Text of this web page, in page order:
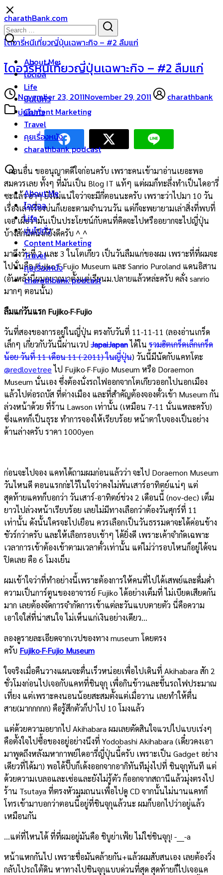
Skip
to
content
charathBank.com
About Me
ไอดอล
Life
บ่นไปทั่ว
Content Marketing
Travel
คุยเรื่องหนัง
charathbank podcast
About Me
ไอดอล
Life
บ่นไปทั่ว
Content Marketing
Travel
คุยเรื่องหนัง
charathbank podcast
Search
for:
ไดอารี่หนีเที่ยวญี่ปุ่นเฉพาะกิจ – #2 ลืมแก่
ไดอารี่หนีเที่ยวญี่ปุ่นเฉพาะกิจ – #2 ลืมแก่
November 23, 2011November 29, 2011
charathbank
บ่นไปทั่ว
ก่อนอื่น ขออนุญาตดีใจก่อนครับ เพราะคนเข้ามาอ่านเยอะพอ
สมควรเลย ทั้งๆ ที่มันเป็น Blog IT แท้ๆ แต่ผมก็ทะลึ่งทำเป็นไดอารี่
ซะแล้ว ฮ่าๆ ยังไม่แน่ใจว่าจะมีกี่ตอนนะครับ เพราะว่าไปมา 10 วัน
เรื่องเล่าเรื่องบ่นก็เยอะตามจำนวนวัน แต่ก็จะพยายามเล่าสิ่งที่พบที่
เจอ เผื่อว่ามันเป็นประโยชน์กับคนที่คิดจะไปหรืออยากจะไปญี่ปุ่น
บ้างสักนิดนึงก็ยังดีครับ ^_^
มาถึงวันที่ 2 และ 3 ในโตเกียว เป็นวันลืมแก่ของผม เพราะที่ที่ผมจะ
ไปนั่นคือ Fujiko·F·Fujio Museum และ Sanrio Puroland แดนอิสาน
(อันหลังนี่ผมอยากมาตั้งแต่เรียนม.ปลายแล้วหล่ะครับ คลั่ง sanrio
มากๆ ตอนนั้น)
ลืมแก่วันแรก Fujiko·F·Fujio
วันที่สองของการอยู่ในญี่ปุ่น ตรงกับวันที่ 11-11-11 (ลองอ่านเกร็ด
เล็กๆ เกี่ยวกับวันนี้ผ่านเวป JapaiJapanได้ใน รวมฮิตเกร็ดเล็กเกร็ด
น้อย วันที่ 11 เดือน 11 ( 2011) ในญี่ปุ่น) วันนี้มีนัดกับแคทโตะ
@redlovetreeไป Fujiko·F·Fujio Museum หรือ Doraemon
Museum นั่นเอง ซึ่งต้องนั่งรถไฟออกจากโตเกียวออกไปนอกเมือง
แล้วไปต่อรถบัส ที่ต่างเมือง และที่สำคัญต้องจองตั๋วเข้า Museum กัน
ล่วงหน้าด้วย ที่ร้าน Lawson เท่านั้น (เหมือน 7-11 นั่นแหละครับ)
ซึ่งแคทก็เป็นธุระ ทำการจองให้เรียบร้อย หน้าตาใบจองเป็นอย่าง
ด้านล่างครับ ราคา 1000yen
ก่อนจะไปจอง แคทได้ถามผมก่อนแล้วว่า จะไป Doraemon Museum
วันไหนดี ตอนแรกก่ะไว้ในใจว่าคงไม่พ้นเสาร์อาทิตย์แน่ๆ แต่
สุดท้ายแคทก็บอกว่า วันเสาร์-อาทิตย์ช่วง 2 เดือนนี้ (nov-dec) เต็ม
ยาวไปล่วงหน้าเรียบร้อย เลยไม่มีทางเลือกว่าต้องวันศุกร์ที่ 11
เท่านั้น ดังนั้นใครจะไปเยือน ควรเลือกเป็นวันธรรมดาจะได้ค่อนข้าง
ชัวร์กว่าครับ และให้เลือกรอบเช้าๆ ได้ยิ่งดี เพราะเค้าจำกัดเฉพาะ
เวลาการเข้าต้องเข้าตามเวลาตั๋วเท่านั้น แต่ไม่ว่ารอบไหนก็อยู่ได้จน
ปิดเลย คือ 6 โมงเย็น
ผมเข้าใจว่าที่ทำอย่างนี้เพราะต้องการให้คนที่ไปได้เสพย์และดื่มด่ำ
ความเป็นการ์ตูนของอาจารย์ Fujiko ได้อย่างเต็มที่ ไม่เบียดเสียดกัน
มาก เลยต้องจัดการจำกัดการเข้าแต่ละวันแบบตายตัว นี่คือความ
เอาใจใส่ที่น่าสนใจ ไม่เห็นแก่เงินอย่างเดียว…
ลองดูรายละเอียดจากเวปของทาง museum โดยตรง
ครับ Fujiko·F·Fujio Museum
ใจจริงเมื่อคืนวางแผนจะตื่นเร็วหน่อยเพื่อไปเดินที่ Akihabara สัก 2
ชั่วโมงก่อนไปเจอกับแคทที่ชินจุกุ เพื่อกินข้าวและขึ้นรถไฟประมาณ
เที่ยง แต่เพราะคงนอนน้อยสะสมตั้งแต่เมื่อวาน เลยทำให้ตื่น
สาย(มากกกกก) คือรู้สึกตัวก็ปาไป 10 โมงแล้ว
แต่ด้วยความอยากไป Akihabara ผมเลยตัดสินใจแวปไปแบบเร่งๆ
คือตั้งใจไปซื้อของอยู่อย่างนึงที่ Yodobashi Akihabara (เดี๋ยวคงเอา
มาพูดถึงหลังมหากาพย์ไดอารี่ญี่ปุ่นนี้ครับ เพราะเป็น Gadget อย่าง
เดียวที่ได้มา) พอได้ปั๊บก็เด้งออกจากอากิทันทีมุ่งไปที่ ชินจุกุทันที แต่
ด้วยความเบลอและเซ่อและยังไม่รู้ตัว ก็ออกจากสถานีแล้วมุ่งตรงไป
ร้าน Tsutaya ที่ตรงหัวมุมถนนเพื่อไปดู CD จากนั้นไม่นานแคทก็
โทรเข้ามาบอกว่าตอนนี้อยู่ที่ชินจุกุแล้วนะ ผมก็บอกไปว่าอยู่แล้ว
เหมือนกัน
…แต่ที่ไหนได้ ที่ที่ผมอยู่มันคือ ชิบูย่าเฟ้ย ไม่ใช่ชินจุกุ! -___-a
หน้าแหกกันไป เพราะชื่อมันคล้ายกัน+แล้วผมสับสนเอง เลยต้องวิ่ง
กลับไปรถใต้ดิน หาทางไปชินจุกุแบบด่วนที่สุด สุดท้ายก็ไปเจอแค